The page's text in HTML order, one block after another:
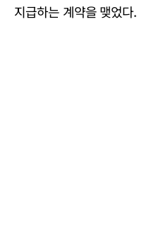
지급하는 계약을 맺었다.